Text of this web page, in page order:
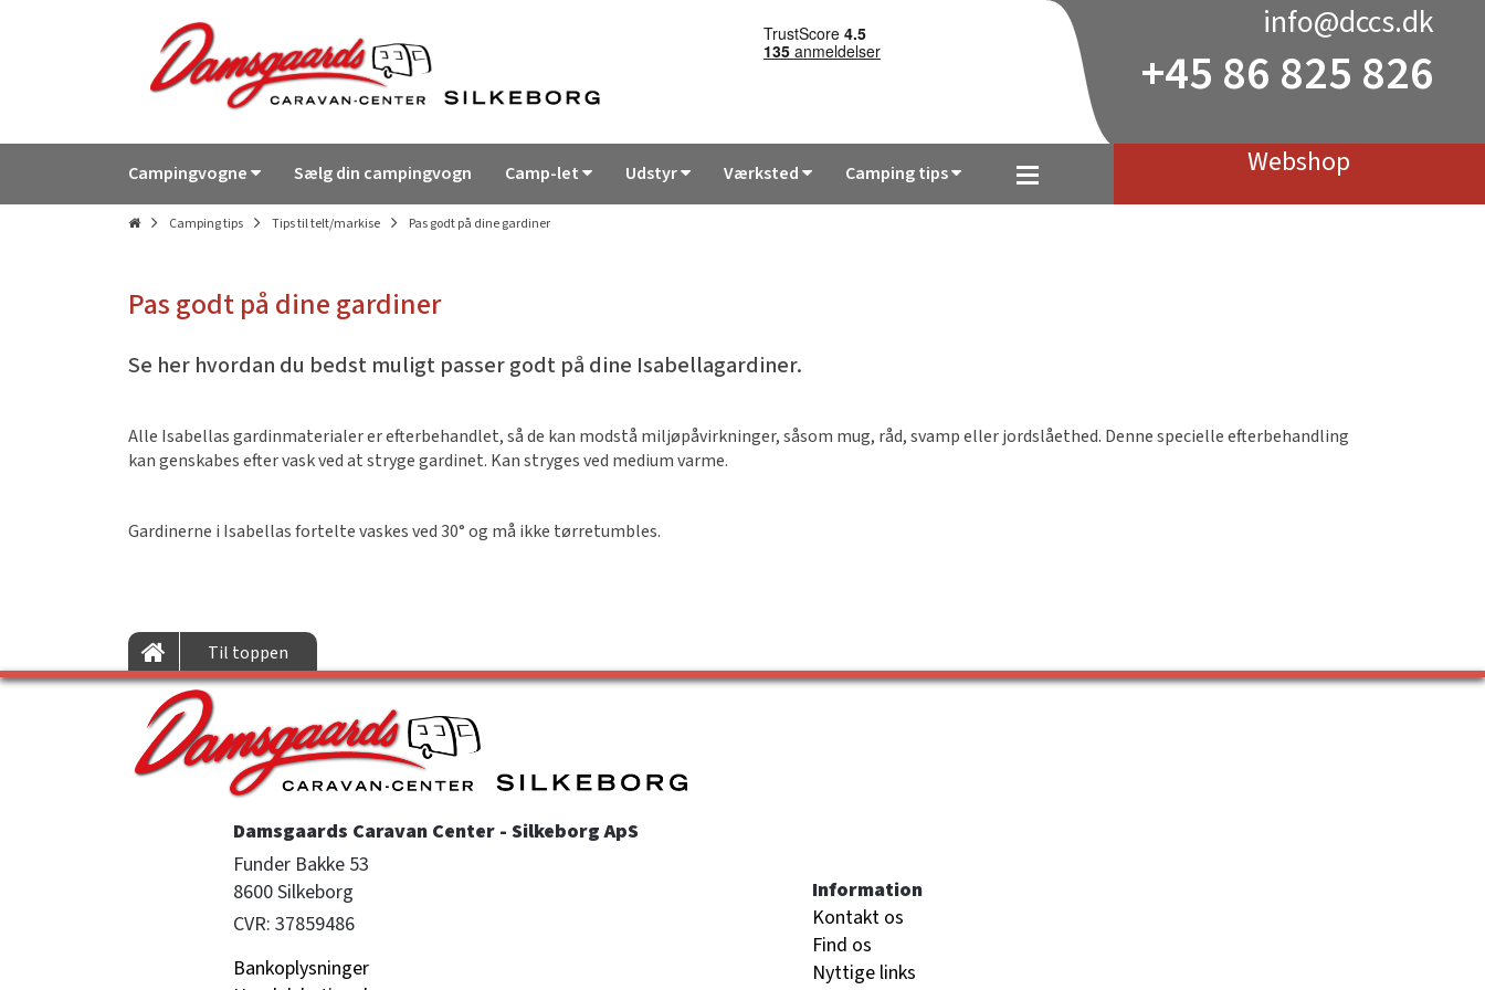
info@dccs.dk
+45 86 825 826
Campingvogne Sælg din campingvogn Camp-let Udstyr Værksted Camping tips Webshop
Camping tips Tips til telt/markise Pas godt på dine gardiner
Pas godt på dine gardiner
Se her hvordan du bedst muligt passer godt på dine Isabellagardiner.
Alle Isabellas gardinmaterialer er efterbehandlet, så de kan modstå miljøpåvirkninger, såsom mug, råd, svamp eller jordslåethed. Denne specielle efterbehandling
kan genskabes efter vask ved at stryge gardinet. Kan stryges ved medium varme.
Gardinerne i Isabellas fortelte vaskes ved 30° og må ikke tørretumbles.
Til toppen
Damsgaards Caravan Center - Silkeborg ApS
Funder Bakke 53
8600 Silkeborg
CVR: 37859486
Bankoplysninger
Information
Kontakt os
Find os
Nyttige links